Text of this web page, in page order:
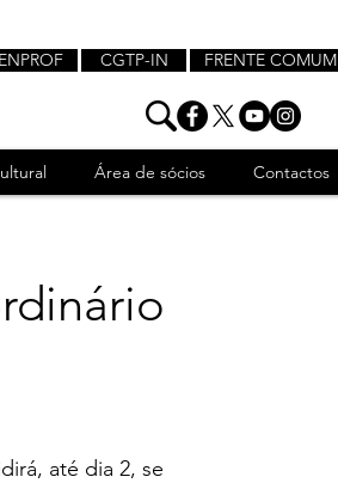
CGTP-IN FRENTE COMUM
Área de sócios Contactos
até dia 2, se